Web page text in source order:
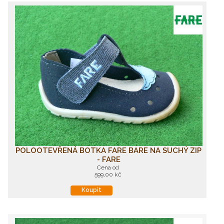
POLOOTEVŘENÁ BOTKA FARE BARE NA SUCHÝ ZIP
- FARE
Cena od
599,00 kč
Koupit